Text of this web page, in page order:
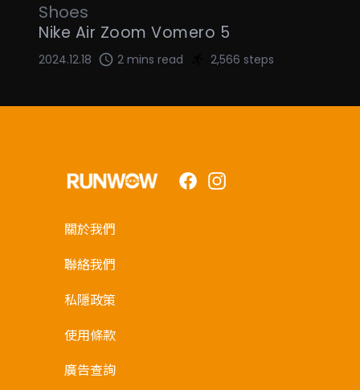
Shoes
Nike Air Zoom Vomero 5
2024.12.18 2 mins read 2,566 steps
FacebookInstagram
關於我們
聯絡我們
私隱政策
使用條款
廣告查詢